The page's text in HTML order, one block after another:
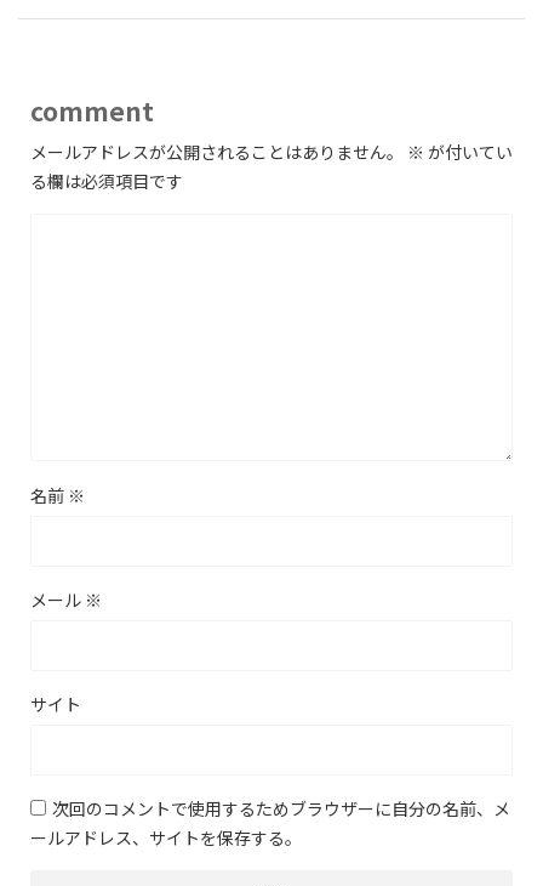
comment
メールアドレスが公開されることはありません。 ※ が付いてい
る欄は必須項目です
名前 ※
メール ※
サイト
次回のコメントで使用するためブラウザーに自分の名前、メ
ールアドレス、サイトを保存する。